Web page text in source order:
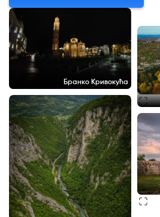
Бранко Кривокућа